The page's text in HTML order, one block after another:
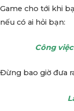
Game cho tới khi
nếu có ai hỏi bạn:
Công
Đừng bao giờ đưa